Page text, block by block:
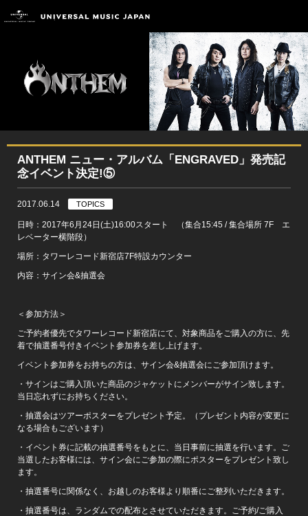
ANTHEM ニュー・アルバム「ENGRAVED」発売記
念イベント決定!⑤
2017.06.14 TOPICS
日時：2017年6月24日(土)16:00スタート （集合15:45 / 集合場所 7F エ
レベーター横階段）
場所：タワーレコード新宿店7F特設カウンター
内容：サイン会&抽選会
＜参加方法＞
ご予約者優先でタワーレコード新宿店にて、対象商品をご購入の方に、先
着で抽選番号付きイベント参加券を差し上げます。
イベント参加券をお持ちの方は、サイン会&抽選会にご参加頂けます。
・サインはご購入頂いた商品のジャケットにメンバーがサイン致します。
当日忘れずにお持ちください。
・抽選会はツアーポスターをプレゼント予定。（プレゼント内容が変更に
なる場合もございます）
・イベント券に記載の抽選番号をもとに、当日事前に抽選を行います。ご
当選したお客様には、サイン会にご参加の際にポスターをプレゼント致し
ます。
・抽選番号に関係なく、お越しのお客様より順番にご整列いただきます。
・抽選番号は、ランダムでの配布とさせていただきます。ご予約/ご購入